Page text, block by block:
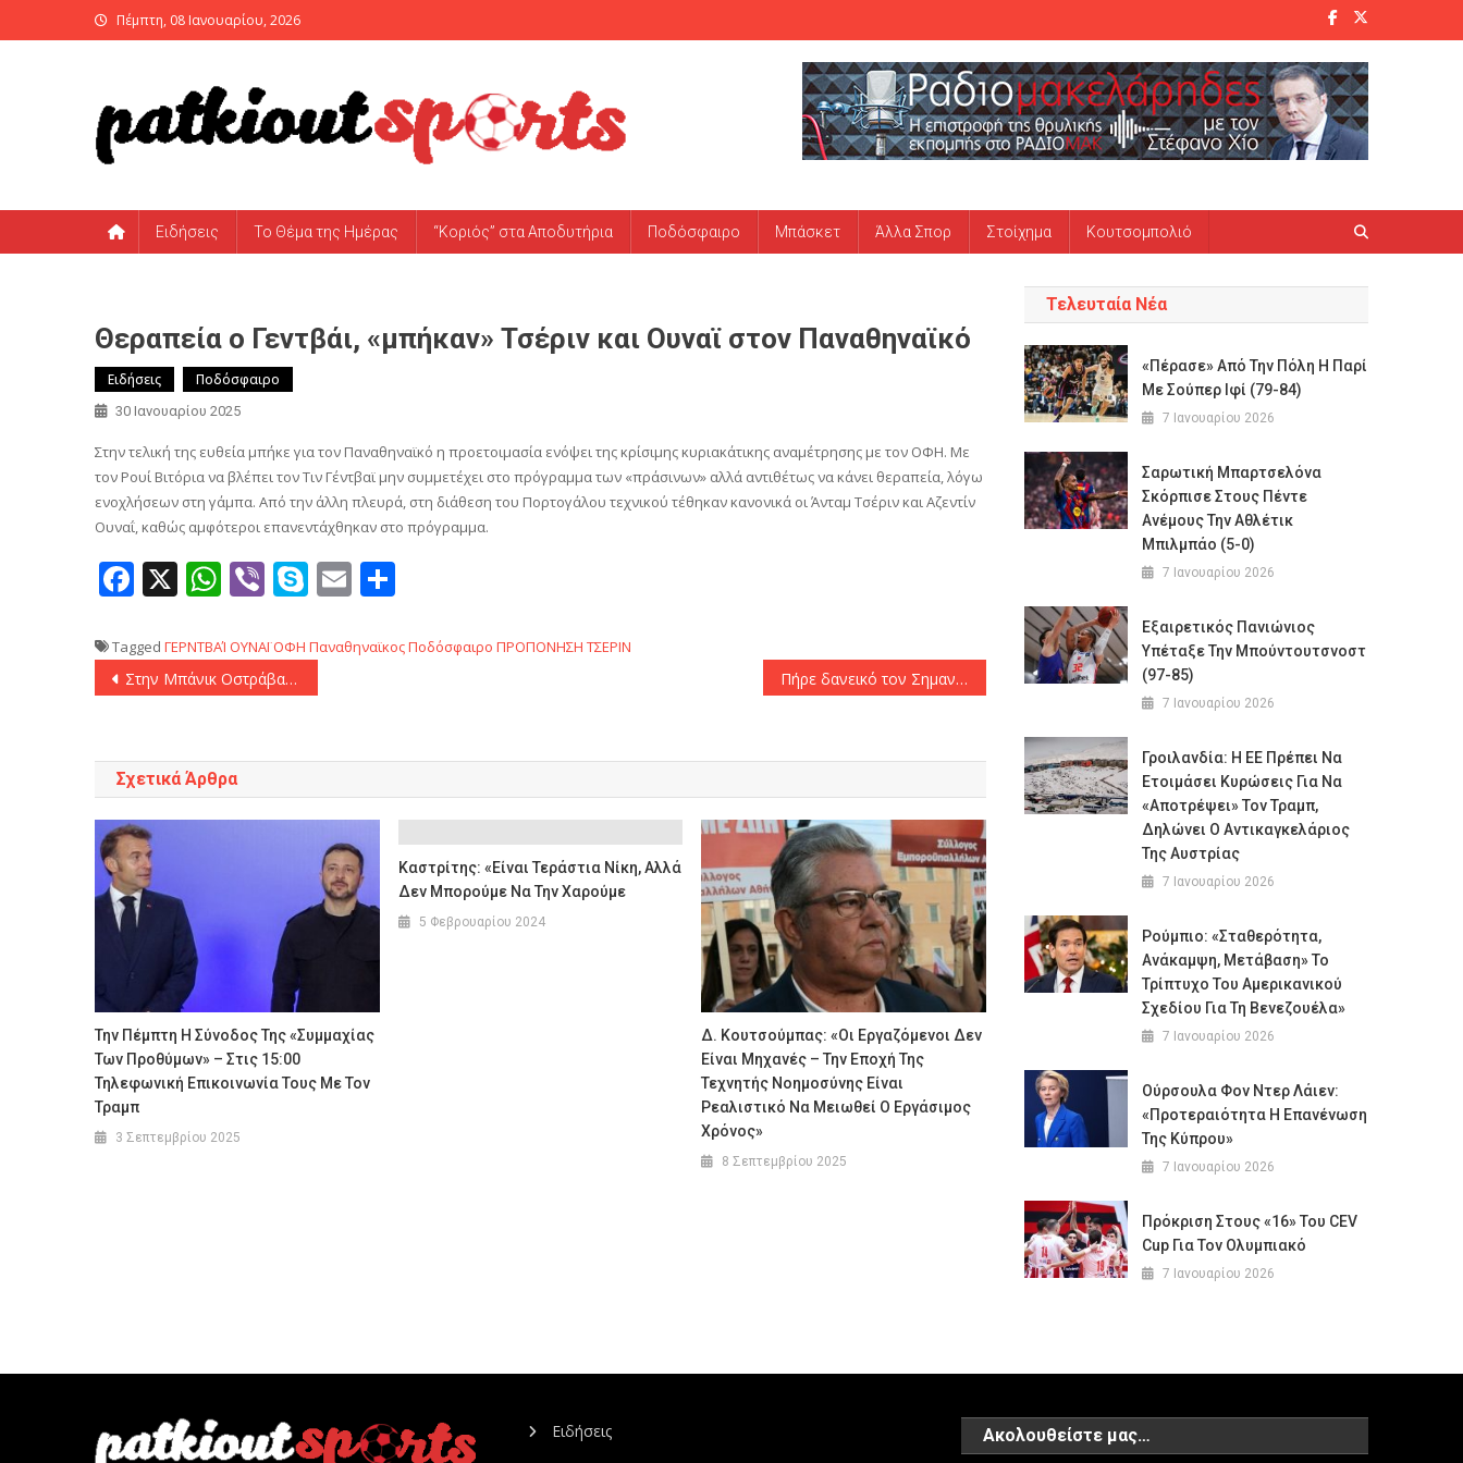
to
Πέμπτη, 08 Ιανουαρίου, 2026
Ειδήσεις Το Θέμα της Ημέρας “Κοριός” στα Αποδυτήρια Ποδόσφαιρο Μπάσκετ Άλλα Σπορ Στοίχημα Κουτσομπολιό
Θεραπεία ο Γεντβάι, «μπήκαν» Τσέριν και Ουναϊ στον Παναθηναϊκό
Ειδήσεις Ποδόσφαιρο
30 Ιανουαρίου 2025
Στην τελική της ευθεία μπήκε για τον Παναθηναϊκό η προετοιμασία ενόψει της κρίσιμης κυριακάτικης αναμέτρησης με τον ΟΦΗ. Με
τον Ρουί Βιτόρια να βλέπει τον Τιν Γέντβαϊ μην συμμετέχει στο πρόγραμμα των «πράσινων» αλλά αντιθέτως να κάνει θεραπεία, λόγω
ενοχλήσεων στη γάμπα. Από την άλλη πλευρά, στη διάθεση του Πορτογάλου τεχνικού τέθηκαν κανονικά οι Άνταμ Τσέριν και Αζεντίν
Ουναΐ, καθώς αμφότεροι επανεντάχθηκαν στο πρόγραμμα.
Facebook
X WhatsApp
ViberSkype
Email
Tagged ΓΕΡΝΤΒΑΊ ΟΥΝΑΪ ΟΦΗ ΠαναθηναϊκοςΠοδόσφαιρο ΠΡΟΠΟΝΗΣΗ ΤΣΕΡΙΝ
Πλοήγηση
Στην Μπάνικ Οστράβα ο Κορνέζος Πήρε δανεικό τον Σημαντηράκη ο ΠΑΣ Γιάννινα
Σχετικά Άρθρα
Την Πέμπτη Η Σύνοδος Της «Συμμαχίας
Των Προθύμων» – Στις 15:00
Τηλεφωνική Επικοινωνία Τους Με Τον
Τραμπ
3 Σεπτεμβρίου 2025
Καστρίτης: «Είναι Τεράστια Νίκη, Αλλά
Δεν Μπορούμε Να Την Χαρούμε
5 Φεβρουαρίου 2024
Δ. Κουτσούμπας: «Οι Εργαζόμενοι Δεν
Είναι Μηχανές – Την Εποχή Της
Τεχνητής Νοημοσύνης Είναι
Ρεαλιστικό Να Μειωθεί Ο Εργάσιμος
Χρόνος»
8 Σεπτεμβρίου 2025
Τελευταία Νέα
«Πέρασε» Από Την Πόλη Η Παρί
Με Σούπερ Ιφί (79-84)
7 Ιανουαρίου 2026
Σαρωτική Μπαρτσελόνα
Σκόρπισε Στους Πέντε
Ανέμους Την Αθλέτικ
Μπιλμπάο (5-0)
7 Ιανουαρίου 2026
Εξαιρετικός Πανιώνιος
Υπέταξε Την Μπούντουτσνοστ
(97-85)
7 Ιανουαρίου 2026
Γροιλανδία: Η ΕΕ Πρέπει Να
Ετοιμάσει Κυρώσεις Για Να
«αποτρέψει» Τον Τραμπ,
Δηλώνει Ο Αντικαγκελάριος
Της Αυστρίας
7 Ιανουαρίου 2026
Ρούμπιο: «Σταθερότητα,
Ανάκαμψη, Μετάβαση» Το
Τρίπτυχο Του Αμερικανικού
Σχεδίου Για Τη Βενεζουέλα»
7 Ιανουαρίου 2026
Ούρσουλα Φον Ντερ Λάιεν:
«Προτεραιότητα Η Επανένωση
Της Κύπρου»
7 Ιανουαρίου 2026
Πρόκριση Στους «16» Του CEV
Cup Για Τον Ολυμπιακό
7 Ιανουαρίου 2026
Ειδήσεις
Ακολουθείστε μας…